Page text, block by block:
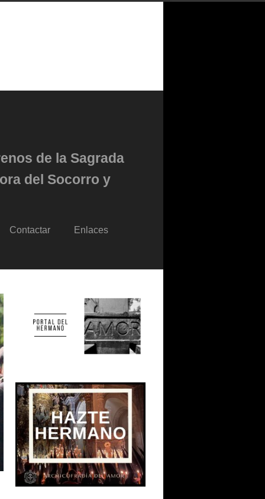
de la Sagrada
del Socorro y
Contactar Enlaces